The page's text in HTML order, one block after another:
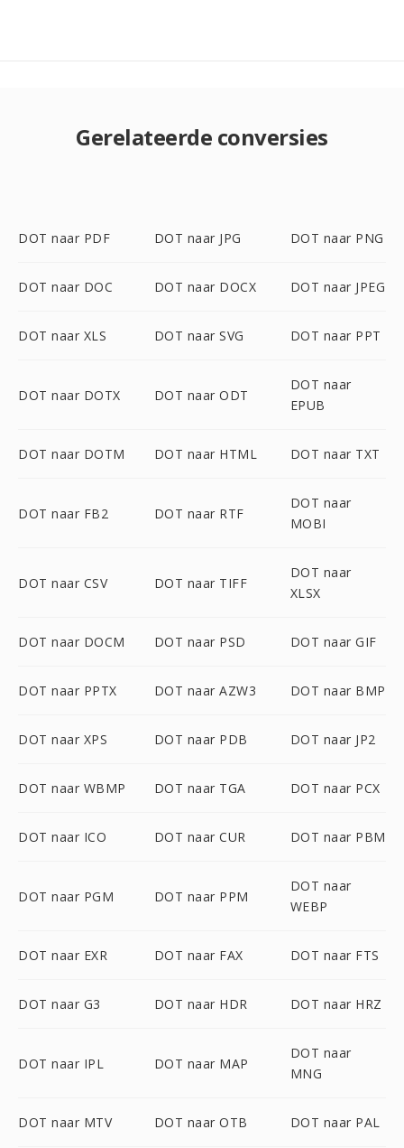
Gerelateerde conversies
DOT naar PDF DOT naar JPG DOT naar PNG
DOT naar DOC DOT naar DOCX DOT naar JPEG
DOT naar XLS DOT naar SVG DOT naar PPT
DOT naar DOTX DOT naar ODT
DOT naar
EPUB
DOT naar DOTM DOT naar HTML DOT naar TXT
DOT naar FB2 DOT naar RTF
DOT naar
MOBI
DOT naar CSV DOT naar TIFF
DOT naar
XLSX
DOT naar DOCM DOT naar PSD DOT naar GIF
DOT naar PPTX DOT naar AZW3 DOT naar BMP
DOT naar XPS DOT naar PDB DOT naar JP2
DOT naar WBMP DOT naar TGA DOT naar PCX
DOT naar ICO DOT naar CUR DOT naar PBM
DOT naar PGM DOT naar PPM
DOT naar
WEBP
DOT naar EXR DOT naar FAX DOT naar FTS
DOT naar G3 DOT naar HDR DOT naar HRZ
DOT naar IPL DOT naar MAP
DOT naar
MNG
DOT naar MTV DOT naar OTB DOT naar PAL